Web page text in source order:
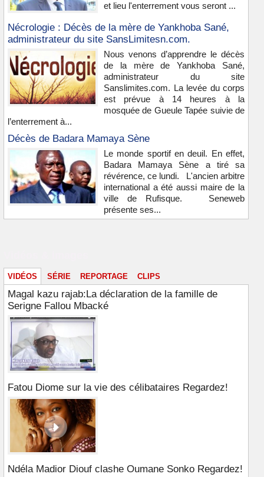
et lieu l'enterrement vous seront ...
Nécrologie : Décès de la mère de Yankhoba Sané,
administrateur du site SansLimitesn.com.
Nous venons d’apprendre le décès
de la mère de Yankhoba Sané,
administrateur du site
Sanslimites.com. La levée du corps
est prévue à 14 heures à la
mosquée de Gueule Tapée suivie de
l’enterrement à...
Décès de Badara Mamaya Sène
Le monde sportif en deuil. En effet,
Badara Mamaya Sène a tiré sa
révérence, ce lundi. L'ancien arbitre
international a été aussi maire de la
ville de Rufisque. Seneweb
présente ses...
VIDÉOS SÉRIE REPORTAGE CLIPS
Magal kazu rajab:La déclaration de la famille de
Serigne Fallou Mbacké
Fatou Diome sur la vie des célibataires Regardez!
Ndéla Madior Diouf clashe Oumane Sonko Regardez!